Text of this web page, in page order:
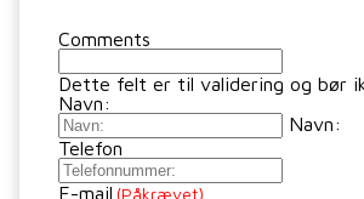
Comments
Dette felt er til validering og bør
Navn:
Navn:
Telefon
E-mail (Påkrævet)